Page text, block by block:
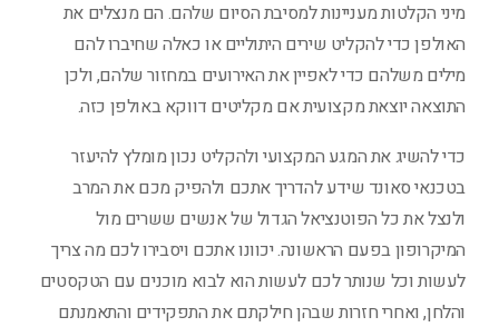
מיני הקלטות מעניינות למסיבת הסיום שלהם. הם מנצלים את
האולפן כדי להקליט שירים היתוליים או כאלה שחיברו להם
מילים משלהם כדי לאפיין את האירועים במחזור שלהם, ולכן
התוצאה יוצאת מקצועית אם מקליטים דווקא באולפן כזה.
כדי להשיג את המגע המקצועי ולהקליט נכון מומלץ להיעזר
בטכנאי סאונד שידע להדריך אתכם ולהפיק מכם את המרב
ולנצל את כל הפוטנציאל הגדול של אנשים ששרים מול
המיקרופון בפעם הראשונה. יכוונו אתכם ויסבירו לכם מה צריך
לעשות וכל שנותר לכם לעשות הוא לבוא מוכנים עם הטקסטים
והלחן, ואחרי חזרות שבהן חילקתם את התפקידים והתאמנתם